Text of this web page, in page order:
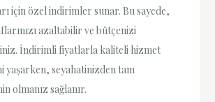
için özel indirimler sunar. Bu sayede,
azaltabilir ve bütçenizi
İndirimli fiyatlarla kaliteli hizmet
yaşarken, seyahatinizden tam
olmanız sağlanır.